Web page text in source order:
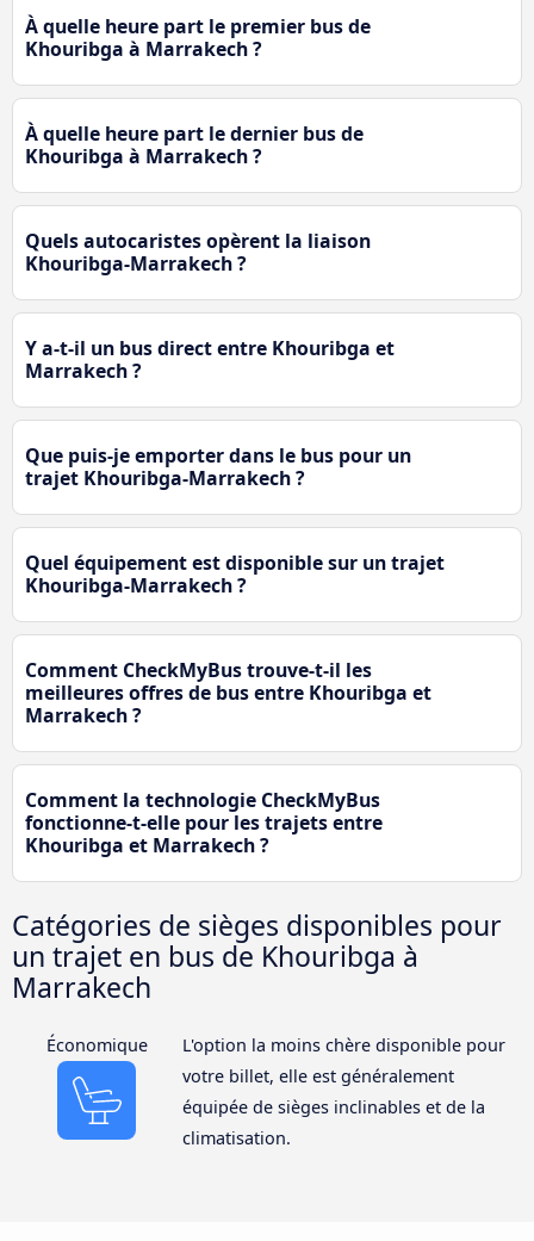
À quelle heure part le premier bus de
Khouribga à Marrakech ?
À quelle heure part le dernier bus de
Khouribga à Marrakech ?
Quels autocaristes opèrent la liaison
Khouribga-Marrakech ?
Y a-t-il un bus direct entre Khouribga et
Marrakech ?
Que puis-je emporter dans le bus pour un
trajet Khouribga-Marrakech ?
Quel équipement est disponible sur un trajet
Khouribga-Marrakech ?
Comment CheckMyBus trouve-t-il les
meilleures offres de bus entre Khouribga et
Marrakech ?
Comment la technologie CheckMyBus
fonctionne-t-elle pour les trajets entre
Khouribga et Marrakech ?
Catégories de sièges disponibles pour
un trajet en bus de Khouribga à
Marrakech
Économique
L'option la moins chère disponible pour
votre billet, elle est généralement
équipée de sièges inclinables et de la
climatisation.